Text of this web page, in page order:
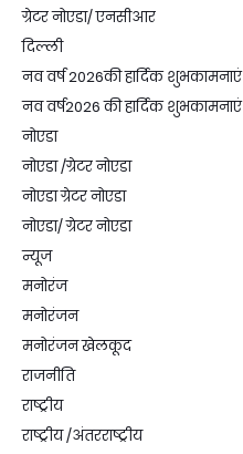
ग्रेटर नोएडा/ एनसीआर
दिल्ली
नव वर्ष 2026की हार्दिक शुभकामनाएं
नव वर्ष2026 की हार्दिक शुभकामनाएं
नोएडा
नोएडा /ग्रेटर नोएडा
नोएडा ग्रेटर नोएडा
नोएडा/ ग्रेटर नोएडा
न्यूज
मनोरंज
मनोरंजन
मनोरंजन खेलकूद
राजनीति
राष्ट्रीय
राष्ट्रीय /अंतरराष्ट्रीय